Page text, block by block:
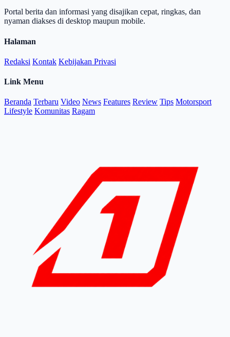
Portal berita dan informasi yang disajikan cepat, ringkas, dan
nyaman diakses di desktop maupun mobile.
Halaman
Redaksi Kontak Kebijakan Privasi
Link Menu
Beranda Terbaru Video News Features Review Tips Motorsport
Lifestyle Komunitas Ragam